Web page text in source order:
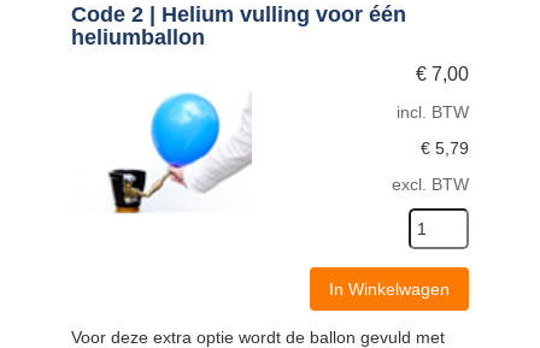
Code 2 | Helium vulling voor één
heliumballon
€ 7,00
incl. BTW
€ 5,79
excl. BTW
In Winkelwagen
Voor deze extra optie wordt de ballon gevuld met